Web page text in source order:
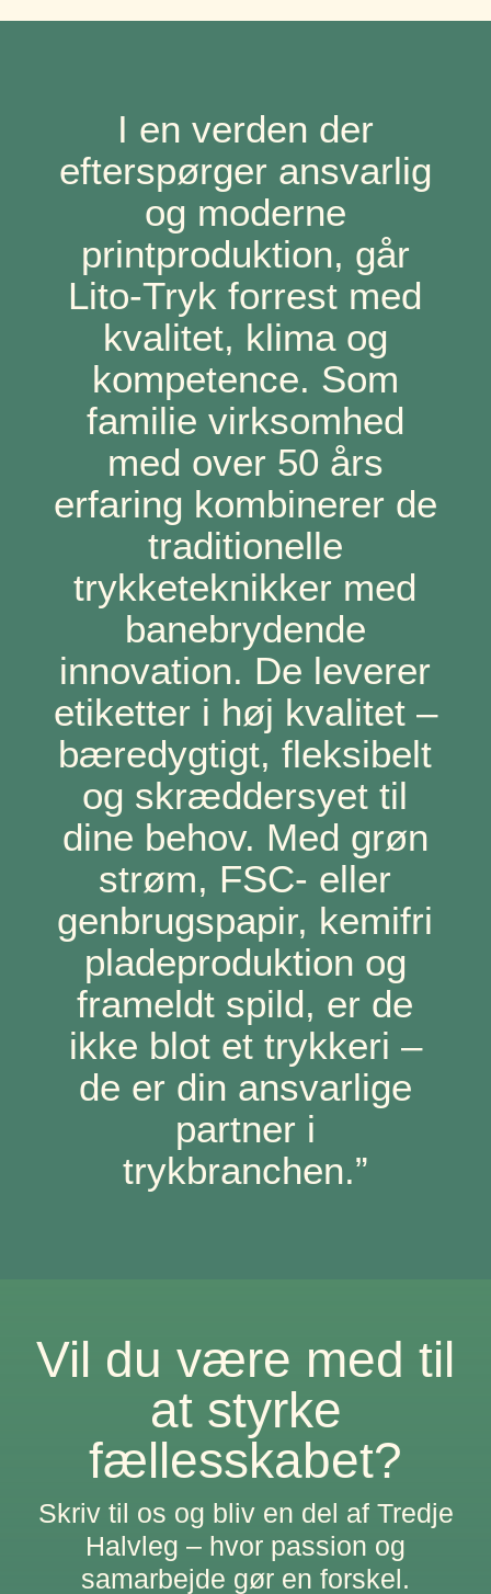
I en verden der
efterspørger ansvarlig
og moderne
printproduktion, går
Lito-Tryk forrest med
kvalitet, klima og
kompetence. Som
familie virksomhed
med over 50 års
erfaring kombinerer de
traditionelle
trykketeknikker med
banebrydende
innovation. De leverer
etiketter i høj kvalitet –
bæredygtigt, fleksibelt
og skræddersyet til
dine behov. Med grøn
strøm, FSC- eller
genbrugspapir, kemifri
pladeproduktion og
frameldt spild, er de
ikke blot et trykkeri –
de er din ansvarlige
partner i
trykbranchen.”
Vil du være med til
at styrke
fællesskabet?
Skriv til os og bliv en del af Tredje
Halvleg – hvor passion og
samarbejde gør en forskel.